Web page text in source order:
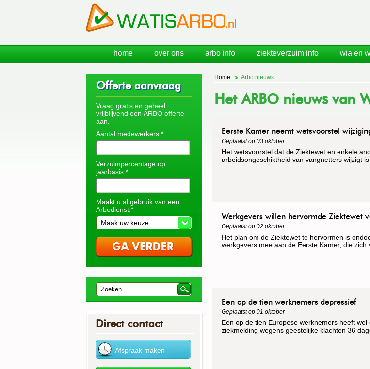
Home Arbo nieuws
Het ARBO nieuws van
Eerste Kamer neemt wetsvoorstel
Geplaatst op 03 oktober
Het wetsvoorstel dat de Ziektewet en enkele
arbeidsongeschiktheid van vangnetters wijzigt
Werkgevers willen hervormde Ziektewet
Geplaatst op 02 oktober
Het plan om de Ziektewet te hervormen is
werkgevers mee aan de Eerste Kamer, die zich
Een op de tien werknemers depressief
Geplaatst op 01 oktober
Een op de tien Europese werknemers heeft
ziekmelding wegens geestelijke klachten 36
Offerte aanvraag
Vraag gratis en geheel
vrijblijvend een ARBO offerte
aan.
Aantal medewerkers:*
Verzuimpercentage op
jaarbasis:*
Maakt u al gebruik van een
Arbodienst:*
Maak uw keuze:
Direct contact
home over ons arbo info ziekteverzuim info wia en